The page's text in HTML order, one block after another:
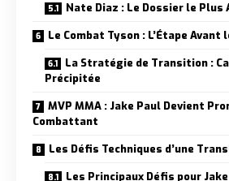
Nate Diaz : Le Dossier le Plus
Le Combat Tyson : L’Étape Avant
La Stratégie de Transition :
Précipitée
MVP MMA : Jake Paul Devient
Combattant
Les Défis Techniques d’une
Les Principaux Défis pour